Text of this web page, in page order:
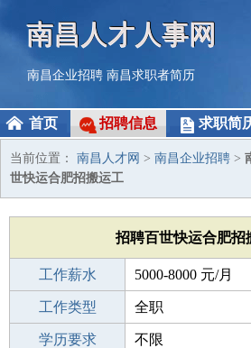
南昌人才人事网
南昌企业招聘 南昌求职者简历
首页 招聘信息 求职简
当前位置： 南昌人才网 > 南昌企业招聘 >
世快运合肥招搬运工
招聘百世快运合肥招
工作薪水 5000-8000 元/月
招聘人数 10人
工作类型 全职
性别要求 -
学历要求 不限